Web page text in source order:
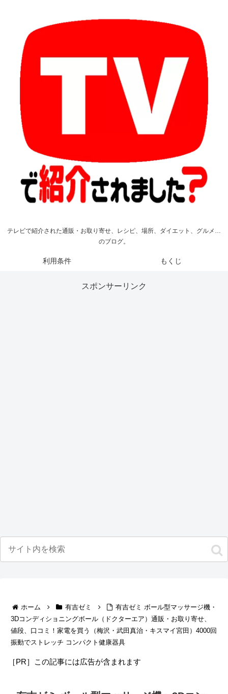
テレビで紹介された通販・お取り寄せ、レシピ、場所、ダイエット、グルメ…
のブログ。
利用条件 もくじ
スポンサーリンク
ホーム 有吉ゼミ
有吉ゼミ ボール型マッサージ機・
3Dコンディショニングボール（ドクターエア）通販・お取り寄せ、
値段、口コミ！家電を買う（梅沢・武田真治・キスマイ宮田）4000回
振動でストレッチ コンパクト健康器具
［PR］この記事には広告が含まれます